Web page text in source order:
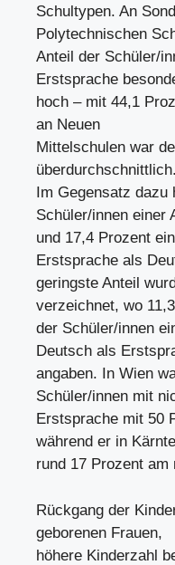
Schultypen. An
Polytechnischen
Anteil der Schüler/
Erstsprache
hoch – mit 44,1
an Neuen
Mittelschulen war
überdurchschnittlich.
Im Gegensatz dazu
Schüler/innen einer
und 17,4 Prozent
Erstsprache als
geringste Anteil
verzeichnet, wo
der Schüler/innen
Deutsch als
angaben. In Wien
Schüler/innen mit
Erstsprache mit 50
während er in
rund 17 Prozent am
Rückgang der
geborenen Frauen,
höhere Kinderzahl